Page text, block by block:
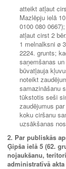
atteikt atļaut
Mazlēpju ielā
0100 080 0667);
atļaut cirst 2
1 melnalksni ø
2224. grunts;
saņemšanas
būvatļauja
noteikt
samazināšanu
tūkstotis seši
zaudējumus
koku ciršanu
uzsākšanas
2. Par publiskās
Ģipša ielā 5 (62.
nojaukšanu,
administratīvā